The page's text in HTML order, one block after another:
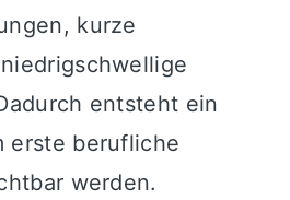
kurze
entsteht ein
erste berufliche
werden.